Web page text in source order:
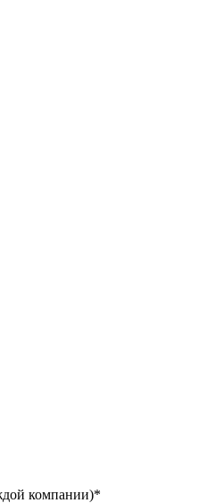
компании)*